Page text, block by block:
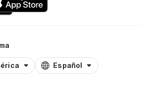
Español